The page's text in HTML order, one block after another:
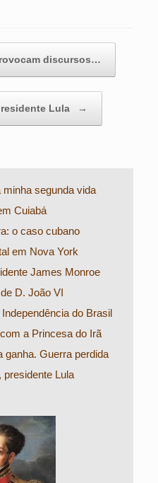
discursos…
Lula →
minha segunda vida
Cuiabá
o caso cubano
em Nova York
James Monroe
D. João VI
do Brasil
a Princesa do Irã
ganha. Guerra perdida
presidente Lula